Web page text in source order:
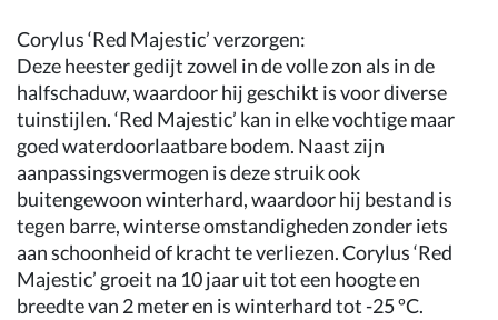
Corylus ‘Red Majestic’ verzorgen:
Deze heester gedijt zowel in de volle zon als in de
halfschaduw, waardoor hij geschikt is voor diverse
tuinstijlen. ‘Red Majestic’ kan in elke vochtige maar
goed waterdoorlaatbare bodem. Naast zijn
aanpassingsvermogen is deze struik ook
buitengewoon winterhard, waardoor hij bestand is
tegen barre, winterse omstandigheden zonder iets
aan schoonheid of kracht te verliezen. Corylus ‘Red
Majestic’ groeit na 10 jaar uit tot een hoogte en
breedte van 2 meter en is winterhard tot -25 ºC.